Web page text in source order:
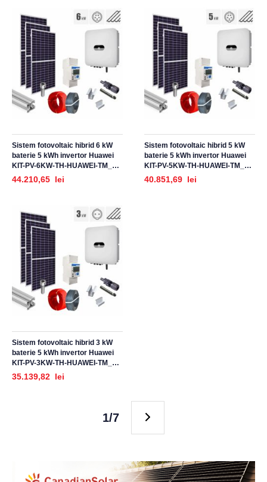
Sistem fotovoltaic hibrid 6 kW
baterie 5 kWh invertor Huawei
KIT-PV-6KW-TH-HUAWEI-TM_Z,
trifazat, cu montaj, prindere
pentru acoperis tigla metalica
44.210,65 lei
Sistem fotovoltaic hibrid 5 kW
baterie 5 kWh invertor Huawei
KIT-PV-5KW-TH-HUAWEI-TM_Z,
trifazat, cu montaj, prindere
pentru acoperis tigla metalica
40.851,69 lei
Sistem fotovoltaic hibrid 3 kW
baterie 5 kWh invertor Huawei
KIT-PV-3KW-TH-HUAWEI-TM_Z,
trifazat, cu montaj, prindere
pentru acoperis tigla metalica
35.139,82 lei
1/7